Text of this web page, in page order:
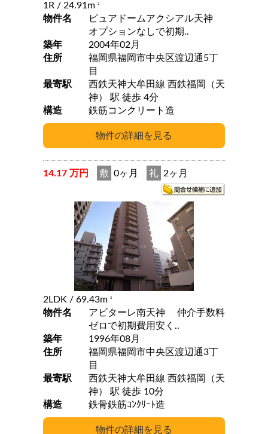
1R / 24.91m 2
物件名
ピュアドームアクシアル天神
オプションなしで初期..
築年
2004年02月
住所
福岡県福岡市中央区渡辺通5丁
目
最寄駅
西鉄天神大牟田線 西鉄福岡（天
神） 駅 徒歩 4分
構造
鉄筋コンクリート造
14.17 万円 敷 0ヶ月 礼 2ヶ月
2LDK / 69.43m 2
物件名
アビターレ南天神 仲介手数料
ゼロで初期費用安く..
築年
1996年08月
住所
福岡県福岡市中央区渡辺通3丁
目
最寄駅
西鉄天神大牟田線 西鉄福岡（天
神） 駅 徒歩 10分
構造
鉄骨鉄筋ｺﾝｸﾘｰﾄ造